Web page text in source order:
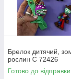
Брелок дитячий,
рослин С 72426
Готово до відправки